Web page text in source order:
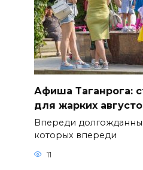
Афиша Таганрога:
для жарких
Впереди
которых впереди
11